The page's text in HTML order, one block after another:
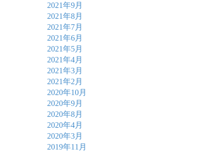
2021年9月
2021年8月
2021年7月
2021年6月
2021年5月
2021年4月
2021年3月
2021年2月
2020年10月
2020年9月
2020年8月
2020年4月
2020年3月
2019年11月